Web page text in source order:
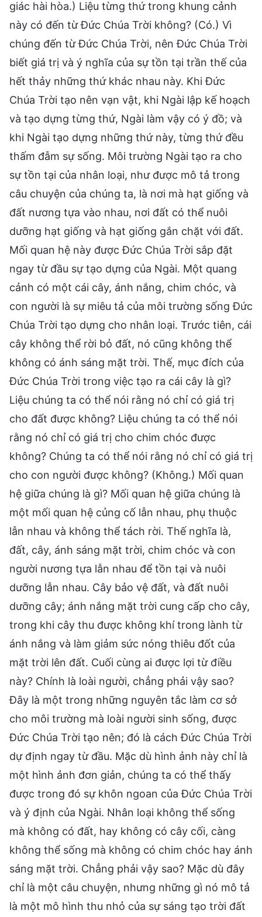
giác hài hòa.) Liệu từng thứ trong khung cảnh
này có đến từ Đức Chúa Trời không? (Có.) Vì
chúng đến từ Đức Chúa Trời, nên Đức Chúa Trời
biết giá trị và ý nghĩa của sự tồn tại trần thế của
hết thảy những thứ khác nhau này. Khi Đức
Chúa Trời tạo nên vạn vật, khi Ngài lập kế hoạch
và tạo dựng từng thứ, Ngài làm vậy có ý đồ; và
khi Ngài tạo dựng những thứ này, từng thứ đều
thấm đẫm sự sống. Môi trường Ngài tạo ra cho
sự tồn tại của nhân loại, như được mô tả trong
câu chuyện của chúng ta, là nơi mà hạt giống và
đất nương tựa vào nhau, nơi đất có thể nuôi
dưỡng hạt giống và hạt giống gắn chặt với đất.
Mối quan hệ này được Đức Chúa Trời sắp đặt
ngay từ đầu sự tạo dựng của Ngài. Một quang
cảnh có một cái cây, ánh nắng, chim chóc, và
con người là sự miêu tả của môi trường sống Đức
Chúa Trời tạo dựng cho nhân loại. Trước tiên, cái
cây không thể rời bỏ đất, nó cũng không thể
không có ánh sáng mặt trời. Thế, mục đích của
Đức Chúa Trời trong việc tạo ra cái cây là gì?
Liệu chúng ta có thể nói rằng nó chỉ có giá trị
cho đất được không? Liệu chúng ta có thể nói
rằng nó chỉ có giá trị cho chim chóc được
không? Chúng ta có thể nói rằng nó chỉ có giá trị
cho con người được không? (Không.) Mối quan
hệ giữa chúng là gì? Mối quan hệ giữa chúng là
một mối quan hệ củng cố lẫn nhau, phụ thuộc
lẫn nhau và không thể tách rời. Thế nghĩa là,
đất, cây, ánh sáng mặt trời, chim chóc và con
người nương tựa lẫn nhau để tồn tại và nuôi
dưỡng lẫn nhau. Cây bảo vệ đất, và đất nuôi
dưỡng cây; ánh nắng mặt trời cung cấp cho cây,
trong khi cây thu được không khí trong lành từ
ánh nắng và làm giảm sức nóng thiêu đốt của
mặt trời lên đất. Cuối cùng ai được lợi từ điều
này? Chính là loài người, chẳng phải vậy sao?
Đây là một trong những nguyên tắc làm cơ sở
cho môi trường mà loài người sinh sống, được
Đức Chúa Trời tạo nên; đó là cách Đức Chúa Trời
dự định ngay từ đầu. Mặc dù hình ảnh này chỉ là
một hình ảnh đơn giản, chúng ta có thể thấy
được trong đó sự khôn ngoan của Đức Chúa Trời
và ý định của Ngài. Nhân loại không thể sống
mà không có đất, hay không có cây cối, càng
không thể sống mà không có chim chóc hay ánh
sáng mặt trời. Chẳng phải vậy sao? Mặc dù đây
chỉ là một câu chuyện, nhưng những gì nó mô tả
là một mô hình thu nhỏ của sự sáng tạo trời đất